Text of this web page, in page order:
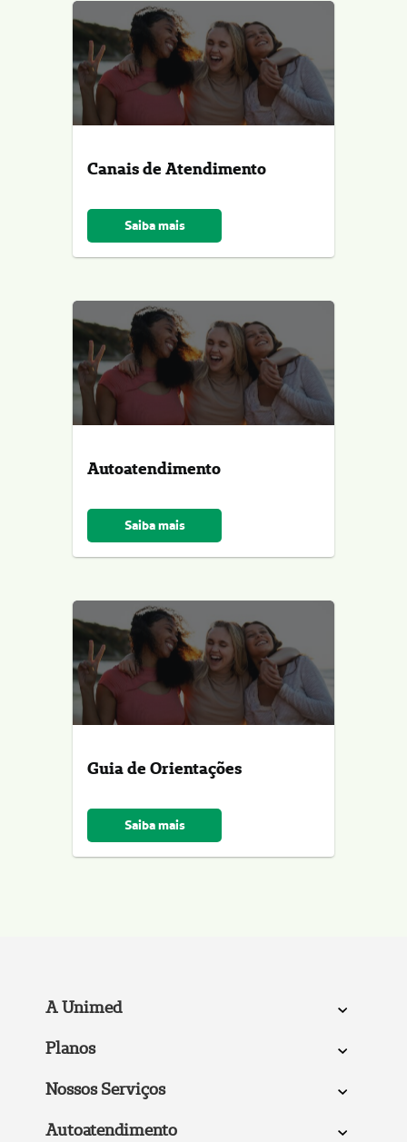
Canais de Atendimento
Saiba mais
Autoatendimento
Saiba mais
Guia de Orientações
Saiba mais
A Unimed
Planos
Nossos Serviços
Autoatendimento